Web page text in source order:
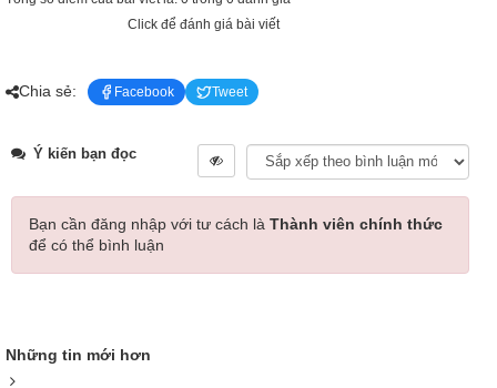
Click để đánh giá bài viết
Chia sẻ: Facebook Tweet
Ý kiến bạn đọc
Bạn cần đăng nhập với tư cách là Thành viên chính thức
để có thể bình luận
Những tin mới hơn